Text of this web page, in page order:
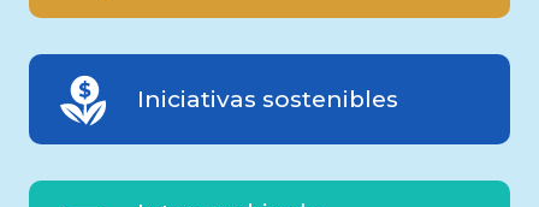
Iniciativas sostenibles
conocimientos